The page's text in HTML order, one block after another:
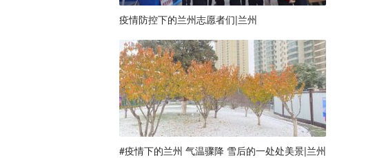
疫情防控下的兰州志愿者们|兰州
#疫情下的兰州 气温骤降 雪后的一处处美景|兰州